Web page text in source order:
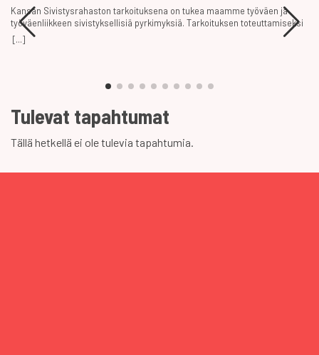
Kansan Sivistysrahaston tarkoituksena on tukea maamme työväen ja
työväenliikkeen sivistyksellisiä pyrkimyksiä. Tarkoituksen toteuttamiseksi
säätiö tukee apurahoin ja tunnustuspalkinnoin yhteiskunnallisesti
suuntautunutta tutkimusta, opiskelua, harrastus- ja kulttuuritoimintaa
[...]
Tulevat tapahtumat
Tällä hetkellä ei ole tulevia tapahtumia.